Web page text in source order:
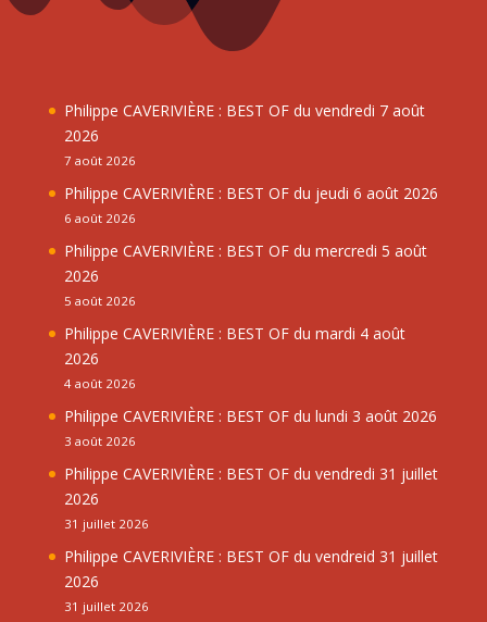
Philippe CAVERIVIÈRE : BEST OF du vendredi 7 août
2026
7 août 2026
Philippe CAVERIVIÈRE : BEST OF du jeudi 6 août 2026
6 août 2026
Philippe CAVERIVIÈRE : BEST OF du mercredi 5 août
2026
5 août 2026
Philippe CAVERIVIÈRE : BEST OF du mardi 4 août
2026
4 août 2026
Philippe CAVERIVIÈRE : BEST OF du lundi 3 août 2026
3 août 2026
Philippe CAVERIVIÈRE : BEST OF du vendredi 31 juillet
2026
31 juillet 2026
Philippe CAVERIVIÈRE : BEST OF du vendreid 31 juillet
2026
31 juillet 2026